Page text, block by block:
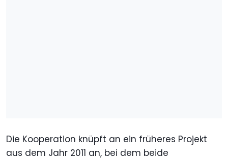
Die Kooperation knüpft an ein früheres Projekt
aus dem Jahr 2011 an, bei dem beide